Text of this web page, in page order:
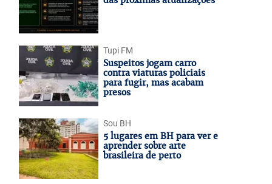
Tupi FM
Suspeitos jogam carro
contra viaturas policiais
para fugir, mas acabam
presos
Sou BH
5 lugares em BH para ver e
aprender sobre arte
brasileira de perto